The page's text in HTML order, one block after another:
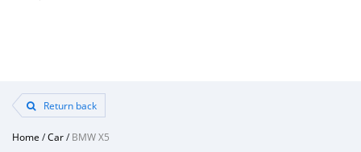
Return back
Home /Car/BMW X5